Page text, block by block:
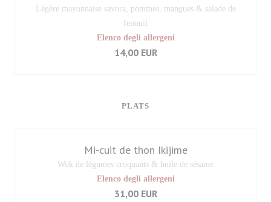
Légère mayonnaise savora, pommes, mangues & salade de
fenouil
Elenco degli allergeni
14,00 EUR
PLATS
Mi-cuit de thon Ikijime
Wok de légumes croquants & huile de sésame
Elenco degli allergeni
31,00 EUR